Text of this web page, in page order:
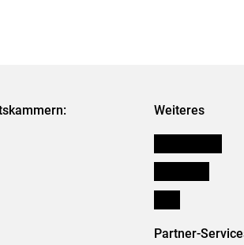
Weiteres
Partner-